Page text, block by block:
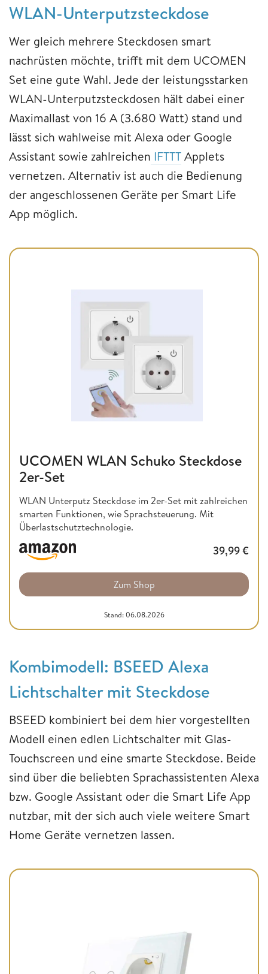
WLAN-Unterputzsteckdose
Wer gleich mehrere Steckdosen smart
nachrüsten möchte, trifft mit dem UCOMEN
Set eine gute Wahl. Jede der leistungsstarken
WLAN-Unterputzsteckdosen hält dabei einer
Maximallast von 16 A (3.680 Watt) stand und
lässt sich wahlweise mit Alexa oder Google
Assistant sowie zahlreichen IFTTTApplets
vernetzen. Alternativ ist auch die Bedienung
der angeschlossenen Geräte per Smart Life
App möglich.
UCOMEN WLAN Schuko Steckdose
2er-Set
WLAN Unterputz Steckdose im 2er-Set mit zahlreichen
smarten Funktionen, wie Sprachsteuerung. Mit
Überlastschutztechnologie.
39,99€
Zum Shop
Stand: 06.08.2026
Kombimodell: BSEED Alexa
Lichtschalter mit Steckdose
BSEED kombiniert bei dem hier vorgestellten
Modell einen edlen Lichtschalter mit Glas-
Touchscreen und eine smarte Steckdose. Beide
sind über die beliebten Sprachassistenten Alexa
bzw. Google Assistant oder die Smart Life App
nutzbar, mit der sich auch viele weitere Smart
Home Geräte vernetzen lassen.